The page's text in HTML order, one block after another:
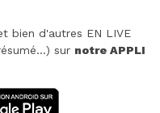
bien d'autres EN LIVE
sur notre APPLI